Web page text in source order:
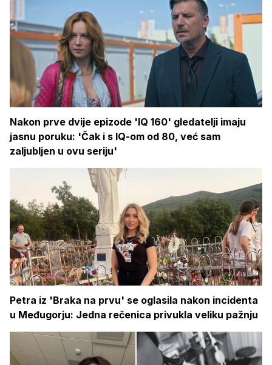
Nakon prve dvije epizode 'IQ 160' gledatelji imaju
jasnu poruku: 'Čak i s IQ-om od 80, već sam
zaljubljen u ovu seriju'
Petra iz 'Braka na prvu' se oglasila nakon incidenta
u Međugorju: Jedna rečenica privukla veliku pažnju